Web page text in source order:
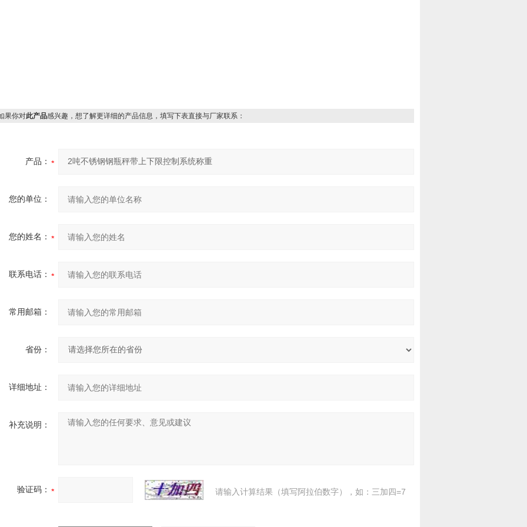
你对此产品感兴趣，想了解更详细的产品信息，填写下表直接与厂家联系：
产品：
您的单位：
您的姓名：
联系电话：
常用邮箱：
省份：
详细地址：
补充说明：
验证码： 请输入计算结果（填写阿拉伯数字），如：三加四=7